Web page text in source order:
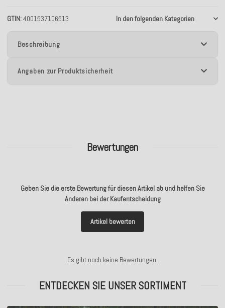
GTIN 4001537106513 In den folgenden Kategorien
Beschreibung
Angaben zur Produktsicherheit
Bewertungen
Geben Sie die erste Bewertung für diesen Artikel ab und helfen Sie
Anderen bei der Kaufentscheidung
Artikel bewerten
Es gibt noch keine Bewertungen.
ENTDECKEN SIE UNSER SORTIMENT